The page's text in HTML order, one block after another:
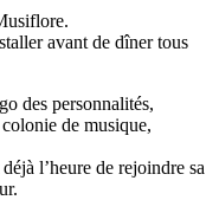
avant de dîner tous
des personnalités,
de musique,
l’heure de rejoindre sa